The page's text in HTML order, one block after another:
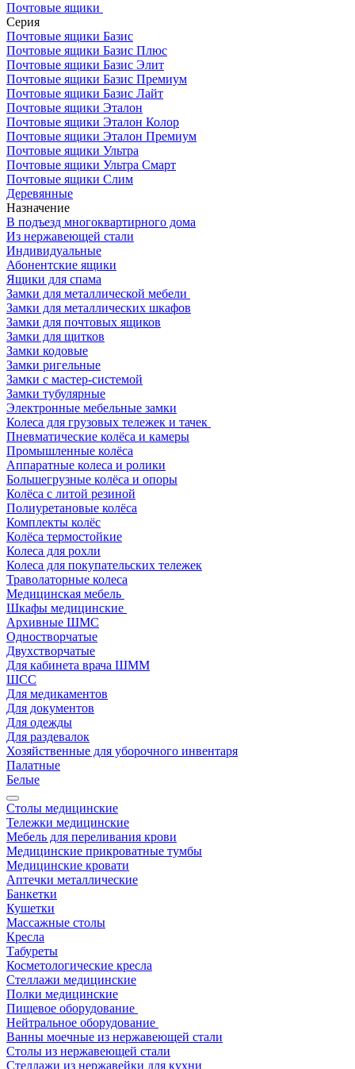
Почтовые ящики
Серия
Почтовые ящики Базис
Почтовые ящики Базис Плюс
Почтовые ящики Базис Элит
Почтовые ящики Базис Премиум
Почтовые ящики Базис Лайт
Почтовые ящики Эталон
Почтовые ящики Эталон Колор
Почтовые ящики Эталон Премиум
Почтовые ящики Ультра
Почтовые ящики Ультра Смарт
Почтовые ящики Слим
Деревянные
Назначение
В подъезд многоквартирного дома
Из нержавеющей стали
Индивидуальные
Абонентские ящики
Ящики для спама
Замки для металлической мебели
Замки для металлических шкафов
Замки для почтовых ящиков
Замки для щитков
Замки кодовые
Замки ригельные
Замки с мастер-системой
Замки тубулярные
Электронные мебельные замки
Колеса для грузовых тележек и тачек
Пневматические колёса и камеры
Промышленные колёса
Аппаратные колеса и ролики
Большегрузные колёса и опоры
Колёса с литой резиной
Полиуретановые колёса
Комплекты колёс
Колёса термостойкие
Колеса для рохли
Колеса для покупательских тележек
Траволаторные колеса
Медицинская мебель
Шкафы медицинские
Архивные ШМС
Одностворчатые
Двухстворчатые
Для кабинета врача ШММ
ШСС
Для медикаментов
Для документов
Для одежды
Для раздевалок
Хозяйственные для уборочного инвентаря
Палатные
Белые
Столы медицинские
Тележки медицинские
Мебель для переливания крови
Медицинские прикроватные тумбы
Медицинские кровати
Аптечки металлические
Банкетки
Кушетки
Массажные столы
Кресла
Табуреты
Косметологические кресла
Стеллажи медицинские
Полки медицинские
Пищевое оборудование
Нейтральное оборудование
Ванны моечные из нержавеющей стали
Столы из нержавеющей стали
Стеллажи из нержавейки для кухни